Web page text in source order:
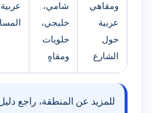
ومقاهي
عربية
حول
الشارع
شامي،
خليجي،
حلويات
ومقاهٍ
للمزيد عن المنطقة، راجع